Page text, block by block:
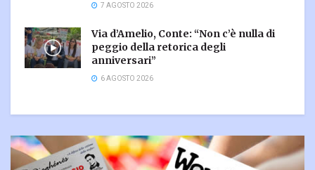
7 AGOSTO 2026
Via d’Amelio, Conte: “Non c’è nulla di
peggio della retorica degli
anniversari”
6 AGOSTO 2026